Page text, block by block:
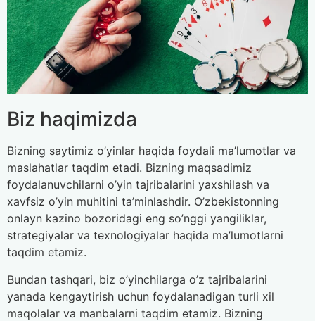
Biz haqimizda
Bizning saytimiz o’yinlar haqida foydali ma’lumotlar va
maslahatlar taqdim etadi. Bizning maqsadimiz
foydalanuvchilarni o’yin tajribalarini yaxshilash va
xavfsiz o’yin muhitini ta’minlashdir. O’zbekistonning
onlayn kazino bozoridagi eng so’nggi yangiliklar,
strategiyalar va texnologiyalar haqida ma’lumotlarni
taqdim etamiz.
Bundan tashqari, biz o’yinchilarga o’z tajribalarini
yanada kengaytirish uchun foydalanadigan turli xil
maqolalar va manbalarni taqdim etamiz. Bizning